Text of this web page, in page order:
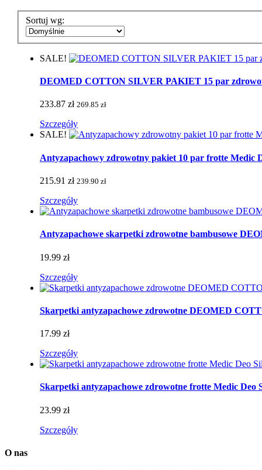
Sortuj wg:
SALE!
DEOMED COTTON SILVER PAKIET 15 par
233.87 zł 269.85 zł
Szczegóły
SALE!
Antyzapachowy zdrowotny pakiet 10 par frotte Medic
215.91 zł 239.90 zł
Szczegóły
Antyzapachowe skarpetki zdrowotne bambusowe
19.99 zł
Szczegóły
Skarpetki antyzapachowe zdrowotne DEOMED
17.99 zł
Szczegóły
Skarpetki antyzapachowe zdrowotne frotte Medic Deo
23.99 zł
Szczegóły
O nas